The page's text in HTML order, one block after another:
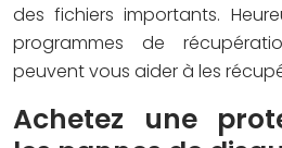
des fichiers importants.
programmes de
peuvent vous aider à les
Achetez une